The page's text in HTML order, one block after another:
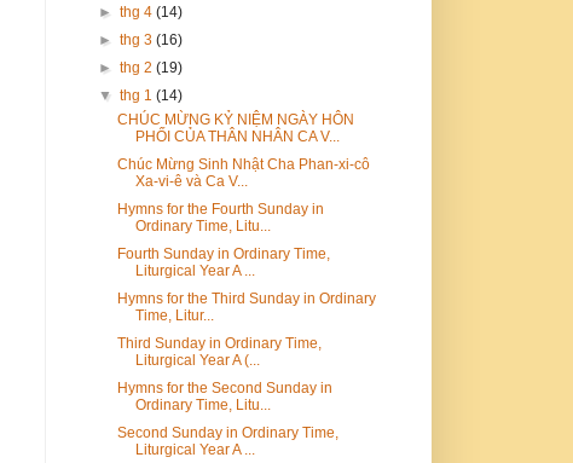
►thg 4(14)
►thg 3(16)
►thg 2(19)
▼thg 1(14)
CHÚC MỪNG KỶ NIỆM NGÀY HÔN
PHỐI CỦA THÂN NHÂN CA V...
Chúc Mừng Sinh Nhật Cha Phan-xi-cô
Xa-vi-ê và Ca V...
Hymns for the Fourth Sunday in
Ordinary Time, Litu...
Fourth Sunday in Ordinary Time,
Liturgical Year A ...
Hymns for the Third Sunday in Ordinary
Time, Litur...
Third Sunday in Ordinary Time,
Liturgical Year A (...
Hymns for the Second Sunday in
Ordinary Time, Litu...
Second Sunday in Ordinary Time,
Liturgical Year A ...